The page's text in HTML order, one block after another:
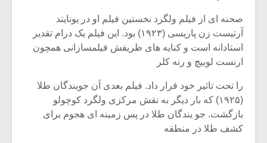
صحنه ای از فیلم ولگرد نخستین فیلم او در یونایتد
آرتیست زن پاریسی (۱۹۲۳) بود. این فیلم یک درام تقدیر
استادانه است و کنایه های ظریفش فیلمسازانی همچون
ارنست لوبیچ و رنه کلر
را تحت تاثیر خود قرار داد. فیلم بعدی آن جویندگان طلا
(۱۹۲۵) که بار دیگر به نقش مرکزی ولگرد کوچولو
بازگشت. جو یندگان طلا در پس زمینه ای هجوم برای
کشف طلا در منطقه